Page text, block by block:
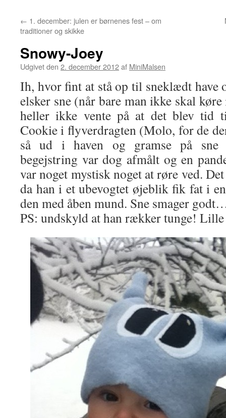
← 1. december: julen er børnenes fest – om
traditioner og skikke
Snowy-Joey
Udgivet den 2. december 2012af MiniMalsen
Ih, hvor fint at stå op til sneklædt have
elsker sne (når bare man ikke skal
heller ikke vente på at det blev tid
Cookie i flyverdragten (Molo, for de
så ud i haven og gramse på sne
begejstring var dog afmålt og en
var noget mystisk noget at røre ved.
da han i et ubevogtet øjeblik fik fat i
den med åben mund. Sne smager
PS: undskyld at han rækker tunge!